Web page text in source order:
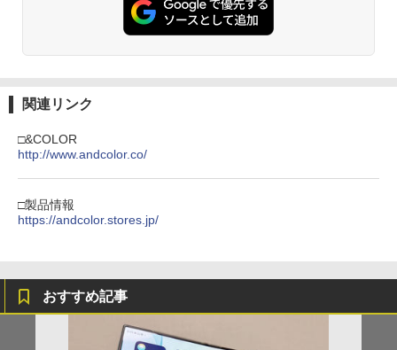
関連リンク
□&COLOR
http://www.andcolor.co/
□製品情報
https://andcolor.stores.jp/
おすすめ記事